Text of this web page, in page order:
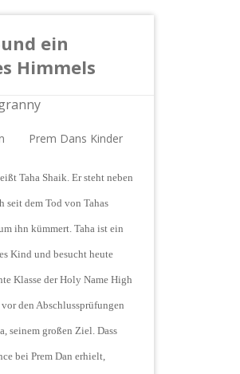
ein
Himmels
Prem Dans Kinder
Taha Shaik. Er steht neben
seit dem Tod von Tahas
ihn kümmert. Taha ist ein
Kind und besucht heute
Klasse der Holy Name High
den Abschlussprüfungen
seinem großen Ziel. Dass
bei Prem Dan erhielt,